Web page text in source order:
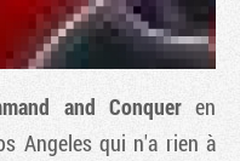
and Conqueren
Angeles qui n'a rien à